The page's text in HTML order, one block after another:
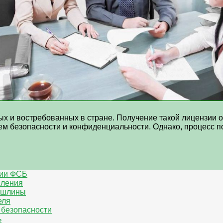
востребованных в стране. Получение такой лицензии
безопасности и конфиденциальности. Однако,
ФСБ